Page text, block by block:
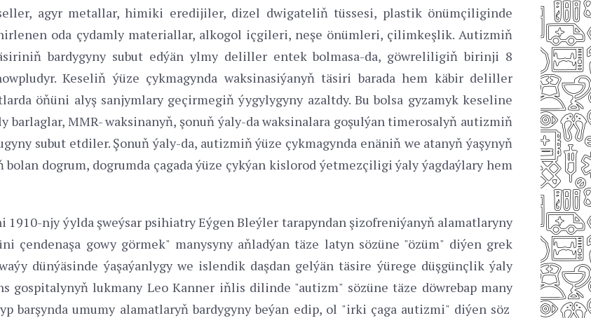
agyr metallar, himiki eredijiler, dizel dwigateliň tüssesi, plastik önümçiliginde
oda çydamly materiallar, alkogol içgileri, neşe önümleri, çilimkeşlik. Autizmiň
bardygyny subut edýän ylmy deliller entek bolmasa-da, göwreliligiň birinji 8
Keseliň ýüze çykmagynda waksinasiýanyň täsiri barada hem käbir deliller
öňüni alyş sanjymlary geçirmegiň ýygylygyny azaltdy. Bu bolsa gyzamyk keseline
barlaglar, MMR- waksinanyň, şonuň ýaly-da waksinalara goşulýan timerosalyň autizmiň
subut etdiler. Şonuň ýaly-da, autizmiň ýüze çykmagynda enäniň we atanyň ýaşynyň
dogrum, dogrumda çagada ýüze çykýan kislorod ýetmezçiligi ýaly ýagdaýlary hem
1910-njy ýylda şweýsar psihiatry Eýgen Bleýler tarapyndan şizofreniýanyň alamatlaryny
çendenaşa gowy görmek" manysyny aňladýan täze latyn sözüne "özüm" diýen grek
dünýäsinde ýaşaýanlygy we islendik daşdan gelýän täsire ýürege düşgünçlik ýaly
gospitalynyň lukmany Leo Kanner iňlis dilinde "autizm" sözüne täze döwrebap many
barşynda umumy alamatlaryň bardygyny beýan edip, ol "irki çaga autizmi" diýen söz